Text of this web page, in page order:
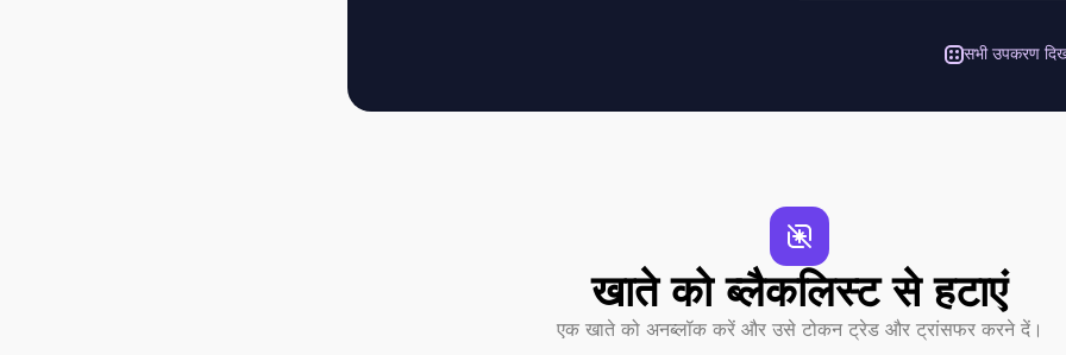
सभी उपकरण
खाते को ब्लैकलिस्ट से हटाएं
एक खाते को अनब्लॉक करें और उसे टोकन ट्रेड और ट्रांसफर करने दें।